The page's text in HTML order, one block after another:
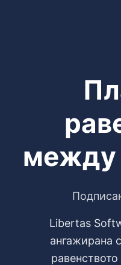
между
Libertas
ангажирана